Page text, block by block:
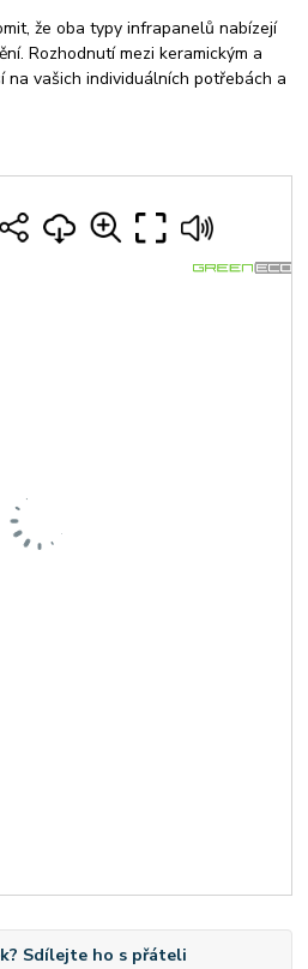
že oba typy infrapanelů nabízejí
Rozhodnutí mezi keramickým a
na vašich individuálních potřebách a
Sdílejte ho s přáteli